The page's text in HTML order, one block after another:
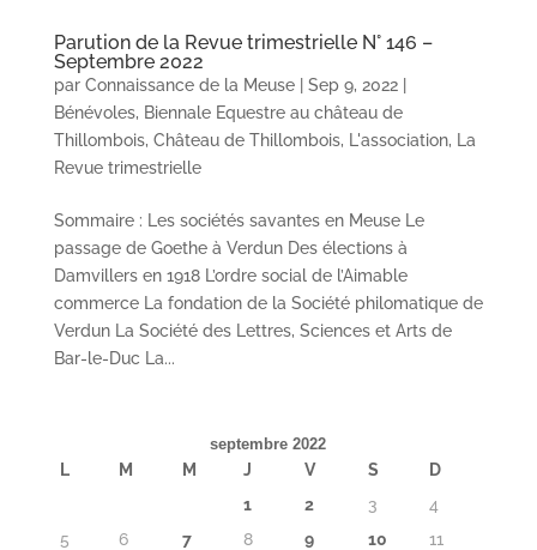
Parution de la Revue trimestrielle N° 146 –
Septembre 2022
par Connaissance de la Meuse| Sep 9, 2022|
Bénévoles, Biennale Equestre au château de
Thillombois, Château de Thillombois, L'association,
La
Revue trimestrielle
Sommaire : Les sociétés savantes en Meuse Le
passage de Goethe à Verdun Des élections à
Damvillers en 1918 L’ordre social de l’Aimable
commerce La fondation de la Société philomatique de
Verdun La Société des Lettres, Sciences et Arts de
Bar-le-Duc La...
septembre 2022
L M M J V S
D
1
2 3
4
5
6 7 8 9 10 11